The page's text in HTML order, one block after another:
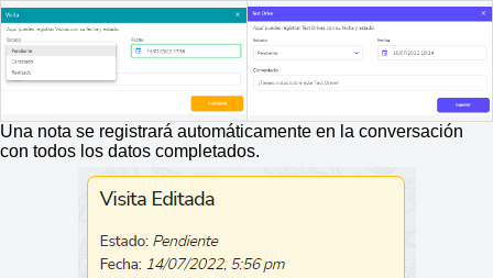
Una nota se registrará automáticamente en la conversación
con todos los datos completados.